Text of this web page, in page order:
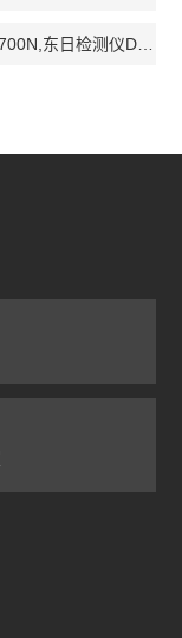
DOT700N， DOT700N